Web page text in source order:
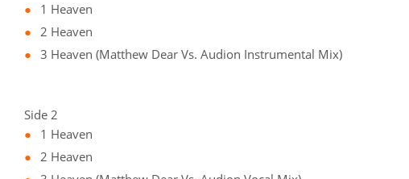
1 Heaven
2 Heaven
3 Heaven (Matthew Dear Vs. Audion Instrumental Mix)
Side 2
1 Heaven
2 Heaven